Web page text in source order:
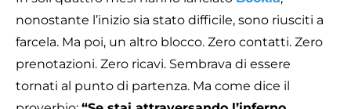
nonostante l’inizio sia stato difficile, sono riusciti a
farcela. Ma poi, un altro blocco. Zero contatti. Zero
prenotazioni. Zero ricavi. Sembrava di essere
tornati al punto di partenza. Ma come dice il